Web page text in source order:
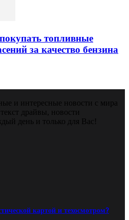
топливные
за качество бензина
и интересные новости с мира
драйвы, новости
день и только для Вас!
картой и техосмотром?